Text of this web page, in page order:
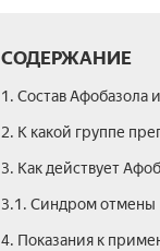
СОДЕРЖАНИЕ
1. Состав Афобазола
2. К какой группе
3. Как действует
3.1. Синдром отмены
4. Показания к